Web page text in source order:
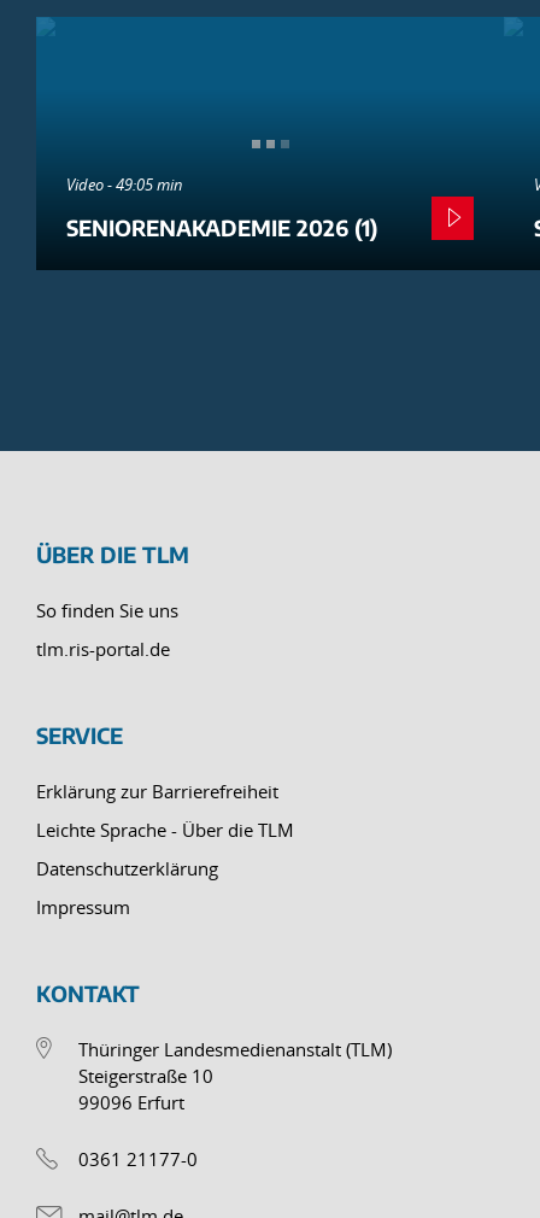
Video - 49:05 min
SENIORENAKADEMIE 2026 (1)
ÜBER DIE TLM
So finden Sie uns
tlm.ris-portal.de
SERVICE
Erklärung zur Barrierefreiheit
Leichte Sprache - Über die TLM
Datenschutzerklärung
Impressum
KONTAKT
Thüringer Landesmedienanstalt (TLM)
Steigerstraße 10
99096 Erfurt
0361 21177-0